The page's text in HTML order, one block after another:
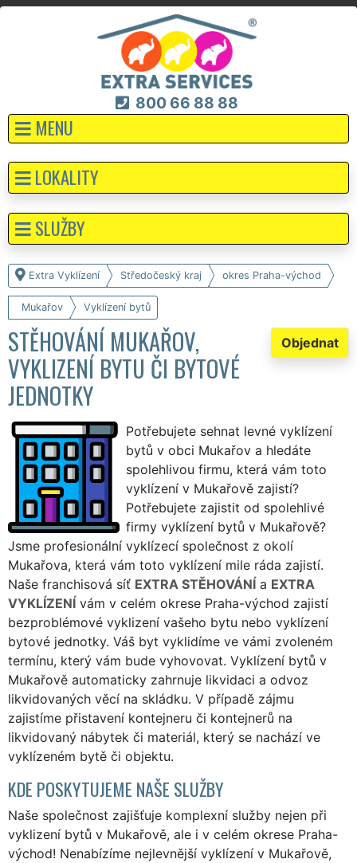
800 66 88 88
MENU
Extra Vyklízení Středočeský kraj okres Praha-východ
Mukařov Vyklízení bytů
Objednat
STĚHOVÁNÍ MUKAŘOV,
VYKLIZENÍ BYTU ČI BYTOVÉ
JEDNOTKY
Potřebujete sehnat levné vyklízení
bytů v obci Mukařov a hledáte
spolehlivou firmu, která vám toto
vyklízení v Mukařově zajistí?
Potřebujete zajistit od spolehlivé
firmy vyklízení bytů v Mukařově?
Jsme profesionální vyklízecí společnost z okolí
Mukařova, která vám toto vyklízení mile ráda zajistí.
Naše franchisová síť EXTRA STĚHOVÁNÍ a EXTRA
VYKLÍZENÍ vám v celém okrese Praha-východ zajistí
bezproblémové vyklizení vašeho bytu nebo vyklízení
bytové jednotky. Váš byt vyklidíme ve vámi zvoleném
termínu, který vám bude vyhovovat. Vyklízení bytů v
Mukařově automaticky zahrnuje likvidaci a odvoz
likvidovaných věcí na skládku. V případě zájmu
zajistíme přistavení kontejneru či kontejnerů na
likvidovaný nábytek či materiál, který se nachází ve
vyklízeném bytě či objektu.
KDE POSKYTUJEME NAŠE SLUŽBY
Naše společnost zajišťuje komplexní služby nejen při
vyklizení bytů v Mukařově, ale i v celém okrese Praha-
východ! Nenabízíme nejlevnější vyklízení v Mukařově,
LOKALITY
SLUŽBY